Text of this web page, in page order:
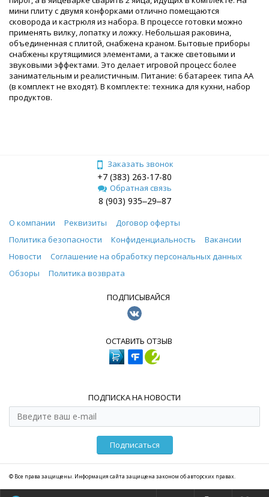
мини плиту с двумя конфорками отлично помещаются
сковорода и кастрюля из набора. В процессе готовки можно
применять вилку, лопатку и ложку. Небольшая раковина,
объединенная с плитой, снабжена краном. Бытовые приборы
снабжены крутящимися элементами, а также световыми и
звуковыми эффектами. Это делает игровой процесс более
занимательным и реалистичным. Питание: 6 батареек типа AA
(в комплект не входят). В комплекте: техника для кухни, набор
продуктов.
Заказать звонок
+7 (383) 263-17-80
Обратная связь
8 (903) 935‒29‒87
О компании Реквизиты
Договор оферты
Политика безопасности
Конфиденциальность
Вакансии
Новости
Соглашение на обработку персональных данных
Обзоры
Политика возврата
ПОДПИСЫВАЙСЯ
ОСТАВИТЬ ОТЗЫВ
ПОДПИСКА НА НОВОСТИ
Подписаться
© Все права защищены. Информация сайта защищена законом об авторских правах.